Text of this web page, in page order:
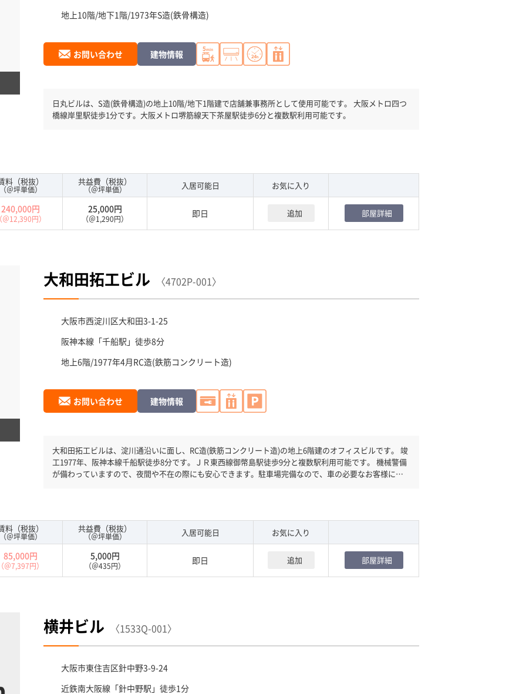
地上10階/地下1階/1973年S造(鉄骨構造)
お問い合わせ 建物情報
日丸ビルは、S造(鉄骨構造)の地上10階/地下1階建で店舗兼事務所として使用可能です。 大阪メトロ四つ
橋線岸里駅徒歩1分です。大阪メトロ堺筋線天下茶屋駅徒歩6分と複数駅利用可能です。
料（税抜）
＠坪単価）
共益費（税抜）
（＠坪単価） 入居可能日 お気に入り
240,000円
12,390円）
25,000円
（＠1,290円） 即日 追加 部屋詳細
大和田拓工ビル 〈4702P-001〉
大阪市西淀川区大和田3-1-25
阪神本線「千船駅 」徒歩8分
地上6階/1977年4月RC造(鉄筋コンクリート造)
お問い合わせ 建物情報
大和田拓工ビルは、淀川通沿いに面し、RC造(鉄筋コンクリート造)の地上6階建のオフィスビルです。 竣
工1977年、阪神本線千船駅徒歩8分です。ＪＲ東西線御幣島駅徒歩9分と複数駅利用可能です。 機械警備
が備わっていますので、夜間や不在の際にも安心できます。駐車場完備なので、車の必要なお客様には
料（税抜）
＠坪単価）
共益費（税抜）
（＠坪単価） 入居可能日 お気に入り
85,000円
＠7,397円）
5,000円
（＠435円） 即日 追加 部屋詳細
横井ビル 〈1533Q-001〉
大阪市東住吉区針中野3-9-24
近鉄南大阪線「針中野駅 」徒歩1分